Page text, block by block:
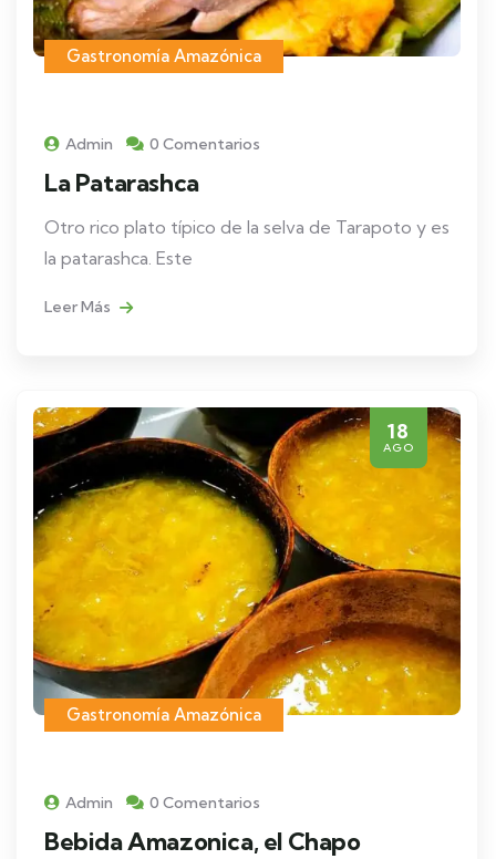
Gastronomía Amazónica
Admin 0 Comentarios
La Patarashca
Otro rico plato típico de la selva de Tarapoto y es
la patarashca. Este
Leer Más
18
AGO
Gastronomía Amazónica
Admin 0 Comentarios
Bebida Amazonica, el Chapo